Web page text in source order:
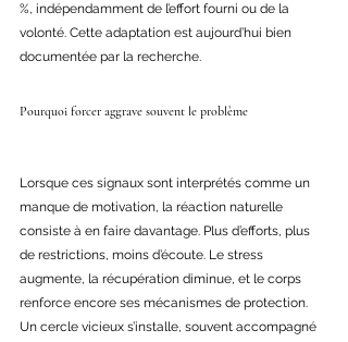
%, indépendamment de l’effort fourni ou de la
volonté. Cette adaptation est aujourd’hui bien
documentée par la recherche.
Pourquoi forcer aggrave souvent le problème
Lorsque ces signaux sont interprétés comme un
manque de motivation, la réaction naturelle
consiste à en faire davantage. Plus d’efforts, plus
de restrictions, moins d’écoute. Le stress
augmente, la récupération diminue, et le corps
renforce encore ses mécanismes de protection.
Un cercle vicieux s’installe, souvent accompagné